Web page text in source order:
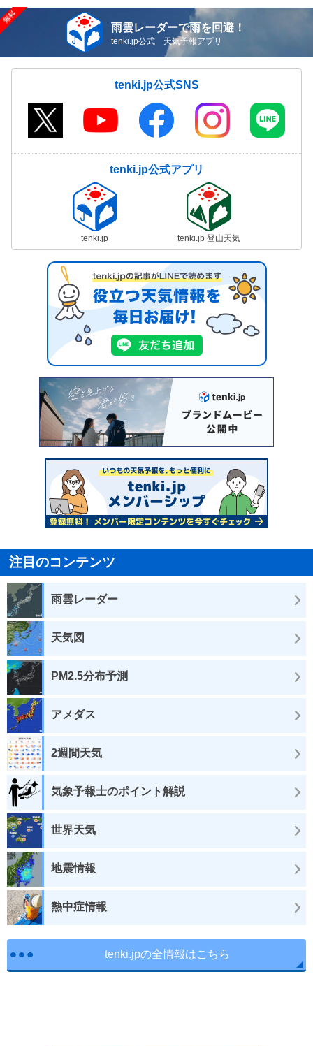
雨雲レーダーで雨を回避！
tenki.jp公式 天気予報アプリ
tenki.jp公式SNS
tenki.jp公式アプリ
tenki.jp tenki.jp 登山天気
注目のコンテンツ
雨雲レーダー
天気図
PM2.5分布予測
アメダス
2週間天気
気象予報士のポイント解説
世界天気
地震情報
熱中症情報
tenki.jpの全情報はこちら